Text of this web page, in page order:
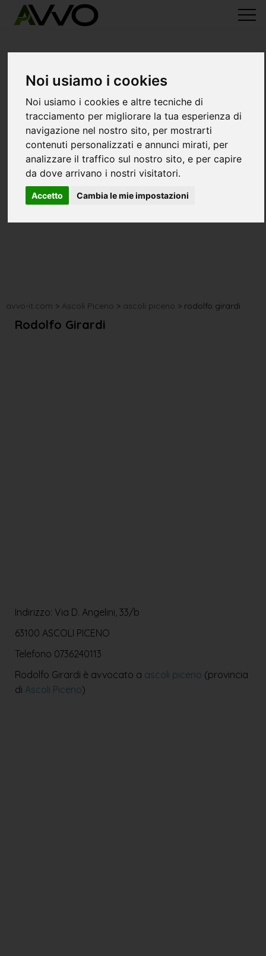
Noi usiamo i cookies
Noi usiamo i cookies e altre tecniche di
tracciamento per migliorare la tua esperienza di
navigazione nel nostro sito, per mostrarti
contenuti personalizzati e annunci mirati, per
analizzare il traffico sul nostro sito, e per capire
da dove arrivano i nostri visitatori.
Accetto Cambia le mie impostazioni
avvo-it.com > Ascoli Piceno > ascoli piceno > rodolfo girardi
Rodolfo Girardi
Indirizzo: Via D. Angelini, 33/b
63100 ASCOLI PICENO
Telefono 0736240113
Rodolfo Girardi è avvocato a ascoli piceno (provincia
di Ascoli Piceno)